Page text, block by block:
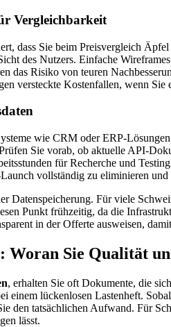
Vergleichbarkeit
dass Sie beim Preisvergleich
des Nutzers. Einfache
das Risiko von teuren
versteckte Kostenfallen, wenn Sie
wie CRM oder ERP-
Sie vorab, ob aktuelle API-
für Recherche und
vollständig zu eliminieren
Datenspeicherung. Für viele
Punkt frühzeitig, da die
in der Offerte ausweisen,
Woran Sie Qualität
, erhalten Sie oft Dokumente, die
einem lückenlosen Lastenheft.
den tatsächlichen Aufwand. Für
lässt.